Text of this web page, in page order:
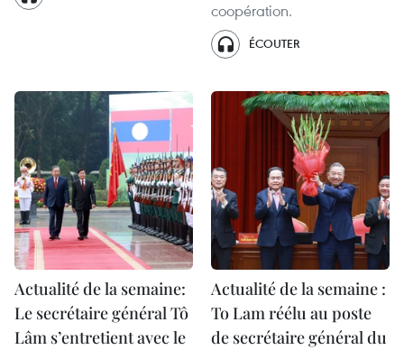
coopération.
ÉCOUTER
Actualité de la semaine:
Le secrétaire général Tô
Lâm s’entretient avec le
Actualité de la semaine :
To Lam réélu au poste
de secrétaire général du